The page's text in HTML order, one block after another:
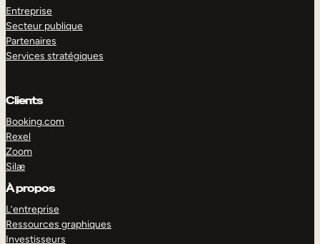
Entreprise
Secteur publique
Partenaires
Services stratégiques
Clients
Booking.com
Rexel
Zoom
Silæ
À propos
L’entreprise
Ressources graphiques
Investisseurs